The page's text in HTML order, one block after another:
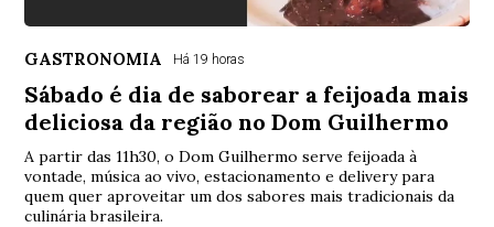
GASTRONOMIA Há 19 horas
Sábado é dia de saborear a feijoada mais
deliciosa da região no Dom Guilhermo
A partir das 11h30, o Dom Guilhermo serve feijoada à
vontade, música ao vivo, estacionamento e delivery para
quem quer aproveitar um dos sabores mais tradicionais da
culinária brasileira.